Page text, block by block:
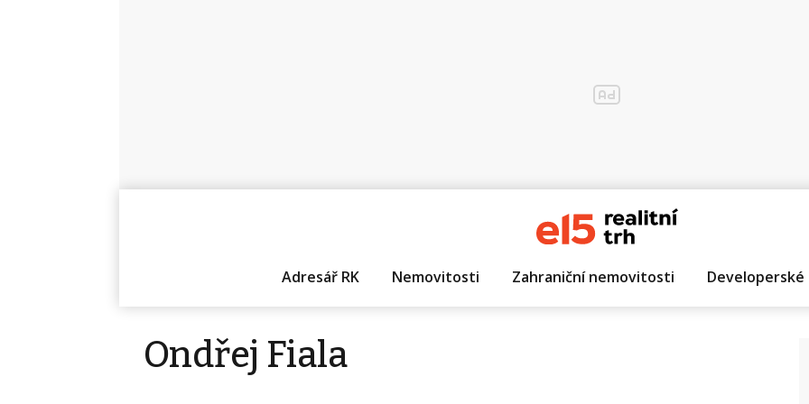
Adresář RK Nemovitosti Zahraniční nemovitosti
Ondřej Fiala